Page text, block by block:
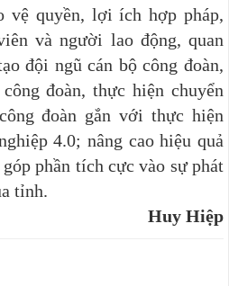
vệ quyền, lợi ích hợp pháp,
và người lao động, quan
đội ngũ cán bộ công đoàn,
đoàn, thực hiện chuyển
đoàn gắn với thực hiện
4.0; nâng cao hiệu quả
phần tích cực vào sự phát
tỉnh.
Huy Hiệp